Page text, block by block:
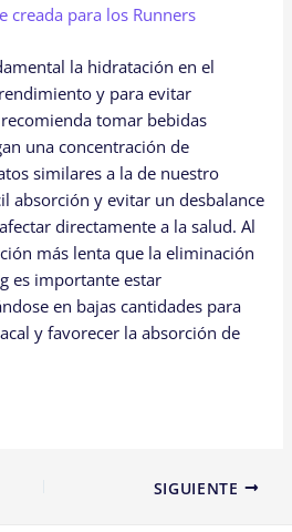
creada para los Runners
la hidratación en el
y para evitar
tomar bebidas
una concentración de
similares a la de nuestro
absorción y evitar un desbalance
directamente a la salud. Al
más lenta que la eliminación
es importante estar
en bajas cantidades para
y favorecer la absorción de
SIGUIENTE